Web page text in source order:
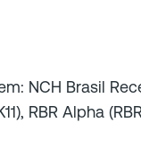
NCH Brasil
RBR Alpha